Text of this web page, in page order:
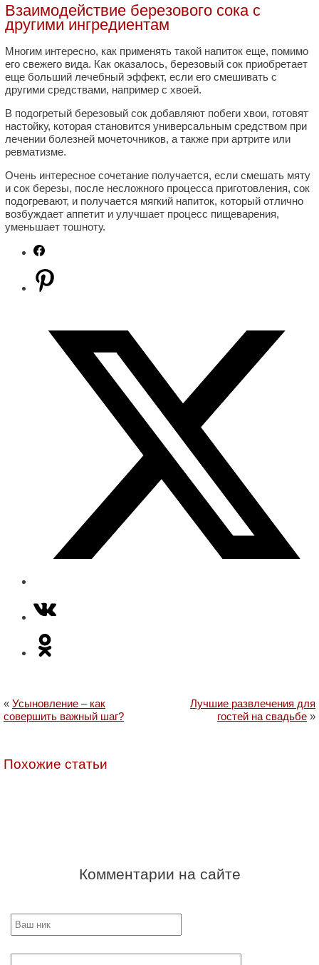
Взаимодействие березового сока с
другими ингредиентам
Многим интересно, как применять такой напиток еще, помимо
его свежего вида. Как оказалось, березовый сок приобретает
еще больший лечебный эффект, если его смешивать с
другими средствами, например с хвоей.
В подогретый березовый сок добавляют побеги хвои, готовят
настойку, которая становится универсальным средством при
лечении болезней мочеточников, а также при артрите или
ревматизме.
Очень интересное сочетание получается, если смешать мяту
и сок березы, после несложного процесса приготовления, сок
подогревают, и получается мягкий напиток, который отлично
возбуждает аппетит и улучшает процесс пищеварения,
уменьшает тошноту.
« Усыновление – как
совершить важный шаг?
Лучшие развлечения для
гостей на свадьбе »
Похожие статьи
Комментарии на сайте